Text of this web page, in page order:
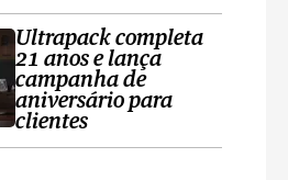
Ultrapack completa
21 anos e lança
campanha de
aniversário para
clientes